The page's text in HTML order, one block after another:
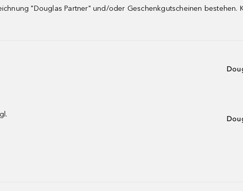
"Douglas Partner" und/oder Geschenkgutscheinen bestehen.